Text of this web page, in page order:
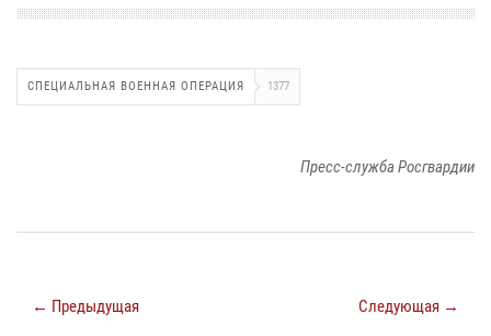
СПЕЦИАЛЬНАЯ ВОЕННАЯ ОПЕРАЦИЯ 1377
Пресс-служба Росгвардии
← Предыдущая Следующая →